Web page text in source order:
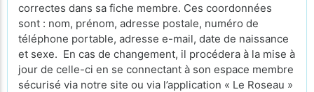
correctes dans sa fiche membre. Ces coordonnées
sont : nom, prénom, adresse postale, numéro de
téléphone portable, adresse e-mail, date de naissance
et sexe. En cas de changement, il procédera à la mise à
jour de celle-ci en se connectant à son espace membre
sécurisé via notre site ou via l’application « Le Roseau »